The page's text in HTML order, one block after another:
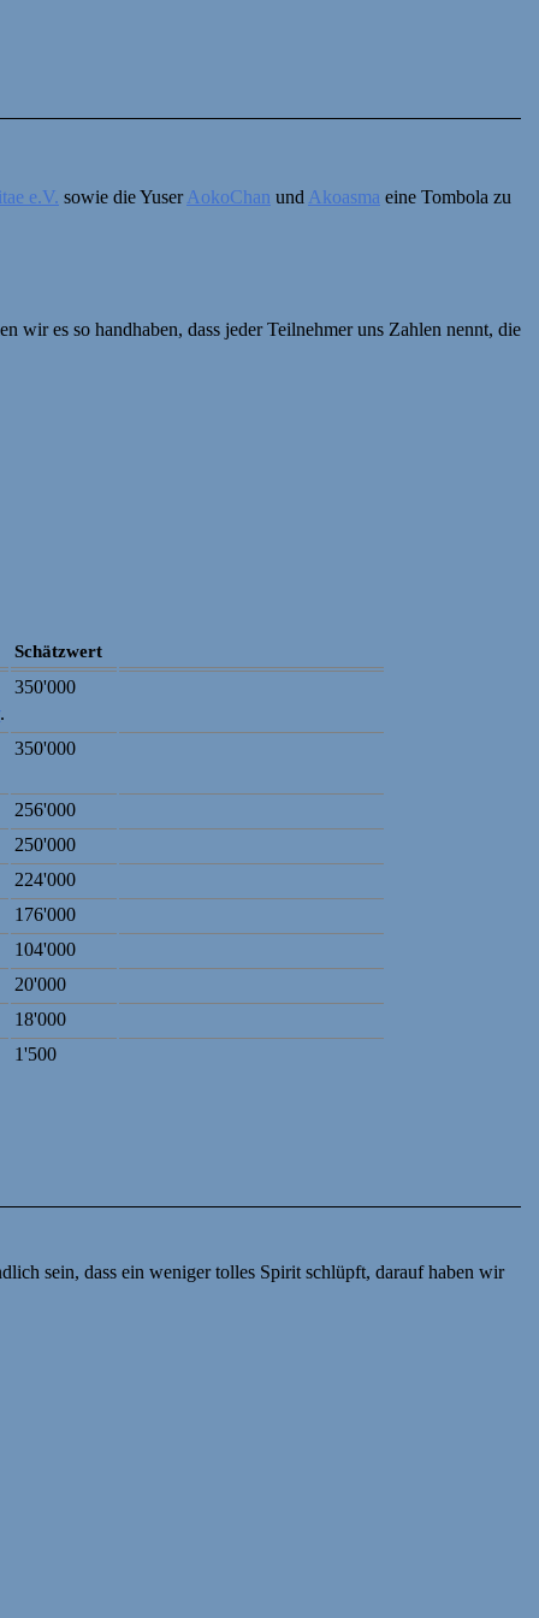
e.V. sowie die YuserAokoChan und Akoasma eine Tombola zu
wir es so handhaben, dass jeder Teilnehmer uns Zahlen nennt, die
Schätzwert
.
350'000
350'000
256'000
250'000
224'000
176'000
104'000
20'000
18'000
1'500
sein, dass ein weniger tolles Spirit schlüpft, darauf haben wir